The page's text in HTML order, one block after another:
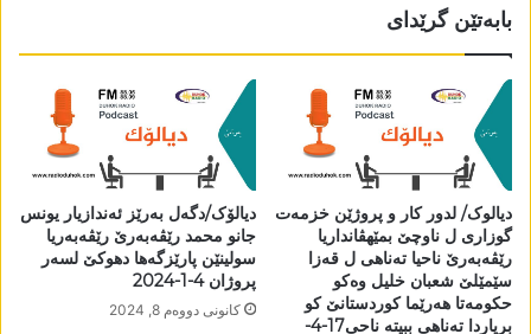
بابەتێن گرێدای
دیالوک/ لدور کار و پروژێن خزمەت
گوزاری ل ناوچێ بمێھڤانداریا
رێڤەبەرێ ناحیا تەناھی ل قەزا
سێمێلێ شعبان خلیل وەکو
حکومەتا ھەرێما کوردستانێ کو
بریاردا تەناھی ببیتە ناحی17-4-
دیالۆک/دگەل بەرێز ئەندازیار یونس
جانو محمد رێڤەبەرێ رێڤەبەریا
سولینێن پارێزگەھا دھوکێ لسەر
پروژان 4-1-2024
كانونی دووه‌م 8, 2024